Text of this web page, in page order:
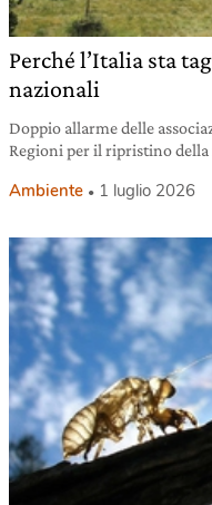
Perché l’Italia sta
nazionali
Doppio allarme delle
Regioni per il ripristino
Ambiente 1 luglio 2026